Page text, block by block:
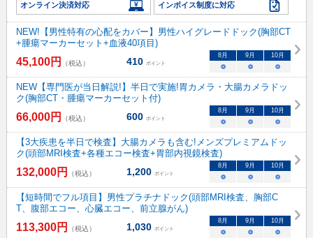
オンライン決済対応 インボイス制度に対応
NEW!【男性特有の心配をカバー】男性ハイグレードドック(胸部CT
+腫瘍マーカーセット+血液40項目)
45,100円 （税込） 410 ポイント
8月 9月 10月
○ ○ ○
NEW【専門医が当日解説!】半日で実施!胃カメラ・大腸カメラドッ
ク(胸部CT・腫瘍マーカーセット付)
66,000円 （税込） 600 ポイント
8月 9月 10月
○ ○ ○
【3大疾患を半日で検査】大腸カメラも含む!メンズプレミアムドッ
ク(頭部MRI検査+各種エコー検査+胃部内視鏡検査)
132,000円 （税込） 1,200 ポイント
8月 9月 10月
○ ○ ○
【短時間でフル項目】男性プラチナドック(頭部MRI検査、胸部C
T、腹部エコー、心臓エコー、前立腺がん)
113,300円 （税込） 1,030 ポイント
8月 9月 10月
○ ○ ○